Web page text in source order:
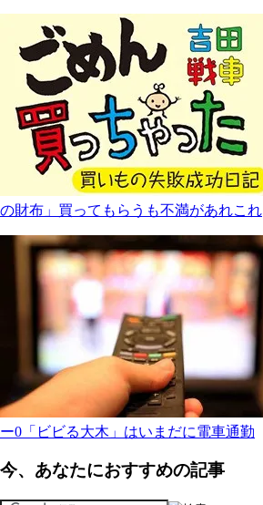
の財布」買ってもらうも不満があれこれ
ー0「ビビる大木」はいまだに電車通勤
今、あなたにおすすめの記事